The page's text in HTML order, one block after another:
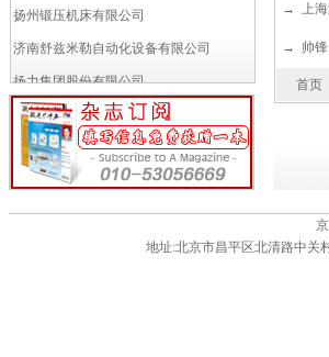
扬州锻压机床有限公司
济南舒兹米勒自动化设备有限公司
扬力集团股份有限公司
济南巨能液压机电工程有限公司
黄石华力锻压机床有限公司
上海卢斯气动元件有限公司
湖北富升锻压机械有限公司
青岛平安锻压机械制造有限公司
→ 上
→ 帅
首页
地址:北京市昌平区北清路中关